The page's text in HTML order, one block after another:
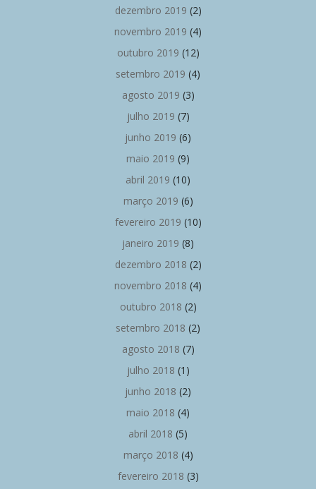
dezembro 2019 (2)
novembro 2019 (4)
outubro 2019 (12)
setembro 2019 (4)
agosto 2019 (3)
julho 2019 (7)
junho 2019 (6)
maio 2019 (9)
abril 2019 (10)
março 2019 (6)
fevereiro 2019 (10)
janeiro 2019 (8)
dezembro 2018 (2)
novembro 2018 (4)
outubro 2018 (2)
setembro 2018 (2)
agosto 2018 (7)
julho 2018 (1)
junho 2018 (2)
maio 2018 (4)
abril 2018 (5)
março 2018 (4)
fevereiro 2018 (3)